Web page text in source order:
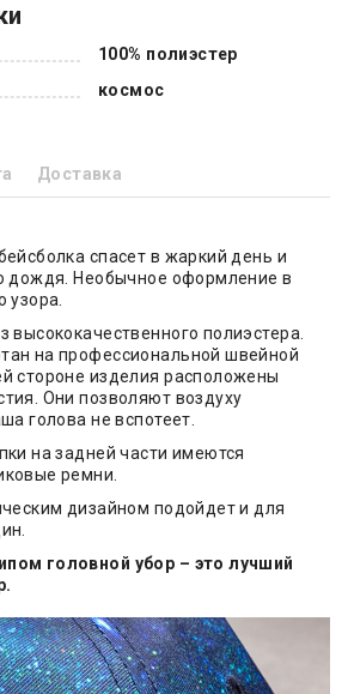
100% полиэстер
космос
Доставка
спасет в жаркий день и
дождя. Необычное оформление в
узора.
высококачественного полиэстера.
на профессиональной швейной
стороне изделия расположены
Они позволяют воздуху
голова не вспотеет.
на задней части имеются
ремни.
дизайном подойдет и для
головной убор – это лучший